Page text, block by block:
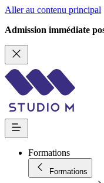
Aller au contenu principal
Admission immédiate
Formations
Formations